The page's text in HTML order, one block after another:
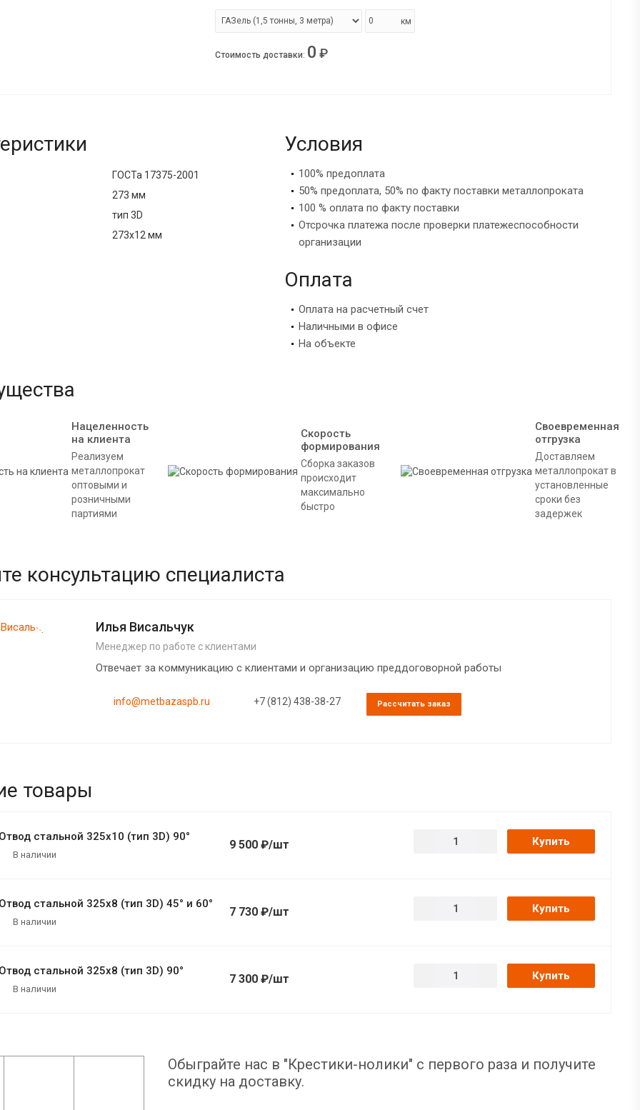
км
Стоимость доставки: 0 ₽
ГОСТа 17375-2001
273 мм
тип 3D
273х12 мм
Условия
100% предоплата
50% предоплата, 50% по факту поставки металлопроката
100 % оплата по факту поставки
Отсрочка платежа после проверки платежеспособности
организации
Оплата
Оплата на расчетный счет
Наличными в офисе
На объекте
Нацеленность
на клиента
Реализуем
металлопрокат
оптовыми и
розничными
партиями
Скорость
формирования
Сборка заказов
происходит
максимально
быстро
Своевременная
отгрузка
Доставляем
металлопрокат в
установленные
сроки без
задержек
консультацию специалиста
Илья Висальчук
Менеджер по работе с клиентами
Отвечает за коммуникацию с клиентами и организацию преддоговорной работы
info@metbazaspb.ru +7 (812) 438-38-27 Рассчитать заказ
товары
стальной 325х10 (тип 3D) 90°
В наличии
9 500 ₽/шт Купить
стальной 325х8 (тип 3D) 45° и 60°
В наличии
7 730 ₽/шт Купить
стальной 325х8 (тип 3D) 90°
В наличии
7 300 ₽/шт Купить
Обыграйте нас в "Крестики-нолики" с первого раза и получите
скидку на доставку.